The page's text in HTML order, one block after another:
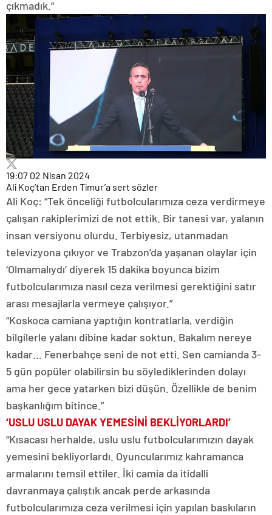
çıkmadık.”
19:07 02 Nisan 2024
Ali Koç’tan Erden Timur’a sert sözler
Ali Koç: “Tek önceliği futbolcularımıza ceza verdirmeye
çalışan rakiplerimizi de not ettik. Bir tanesi var, yalanın
insan versiyonu olurdu. Terbiyesiz, utanmadan
televizyona çıkıyor ve Trabzon’da yaşanan olaylar için
‘Olmamalıydı’ diyerek 15 dakika boyunca bizim
futbolcularımıza nasıl ceza verilmesi gerektiğini satır
arası mesajlarla vermeye çalışıyor.”
“Koskoca camiana yaptığın kontratlarla, verdiğin
bilgilerle yalanı dibine kadar soktun. Bakalım nereye
kadar… Fenerbahçe seni de not etti. Sen camianda 3-
5 gün popüler olabilirsin bu söylediklerinden dolayı
ama her gece yatarken bizi düşün. Özellikle de benim
başkanlığım bitince.”
‘USLU USLU DAYAK YEMESİNİ BEKLİYORLARDI’
“Kısacası herhalde, uslu uslu futbolcularımızın dayak
yemesini bekliyorlardı. Oyuncularımız kahramanca
armalarını temsil ettiler. İki camia da itidalli
davranmaya çalıştık ancak perde arkasında
futbolcularımıza ceza verilmesi için yapılan baskıların